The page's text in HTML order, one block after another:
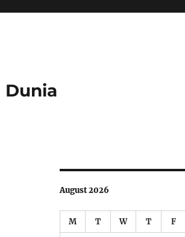
Dunia
August 2026
M T W T F